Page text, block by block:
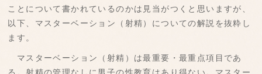
ことについて書かれているのかは見当がつくと思いますが、
以下、マスターベーション（射精）についての解説を抜粋し
ます。
マスターベーション（射精）は最重要・最重点項目であ